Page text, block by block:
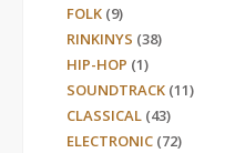
FOLK (9)
RINKINYS (38)
HIP-HOP (1)
SOUNDTRACK (11)
CLASSICAL (43)
ELECTRONIC (72)